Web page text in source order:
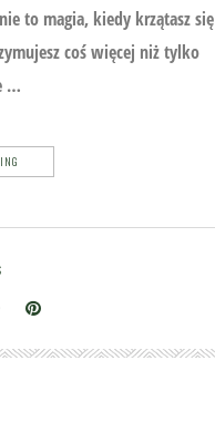
to magia, kiedy krzątasz się
coś więcej niż tylko
…